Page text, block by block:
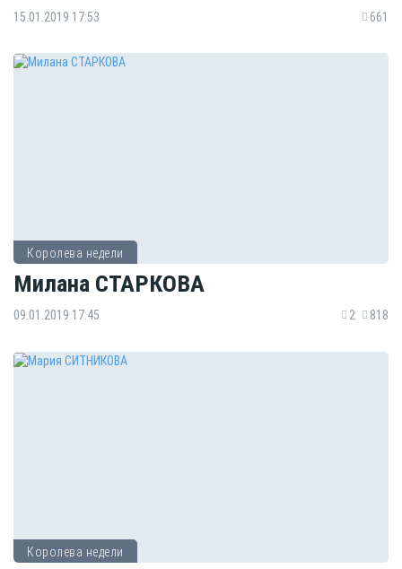
15.01.2019 17:53 661
Королева недели
Милана СТАРКОВА
09.01.2019 17:45 2 818
Королева недели